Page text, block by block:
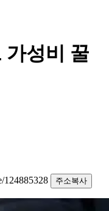
가성비 꿀
124885328
주소복사